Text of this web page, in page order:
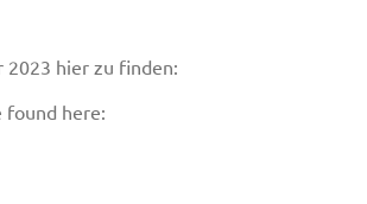
2023 hier zu finden:
found here: